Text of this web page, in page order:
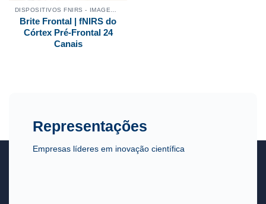
Brite Frontal | fNIRS do
Córtex Pré-Frontal 24
Canais
Representações
Empresas líderes em inovação científica